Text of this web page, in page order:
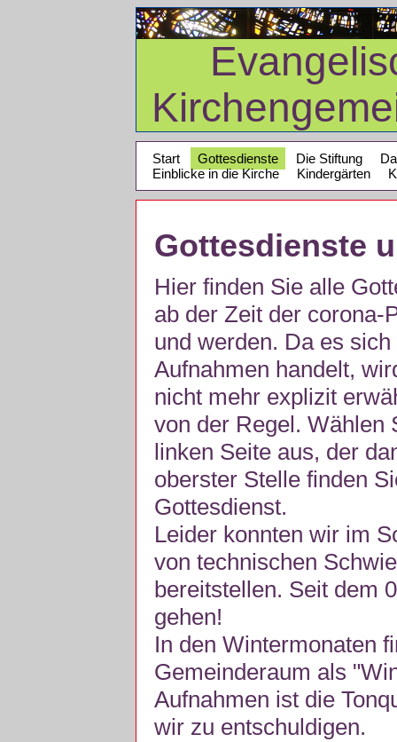
Start Gottesdienste Die Stiftung
Einblicke in die Kirche
Kindergärten
Gottesdienste
Hier finden Sie alle
ab der Zeit der corona-
und werden. Da es
Aufnahmen handelt,
nicht mehr explizit
von der Regel. Wählen
linken Seite aus, der
oberster Stelle finden
Gottesdienst.
Leider konnten wir im
von technischen
bereitstellen. Seit dem
gehen!
In den Wintermonaten
Gemeinderaum als
Aufnahmen ist die
wir zu entschuldigen.